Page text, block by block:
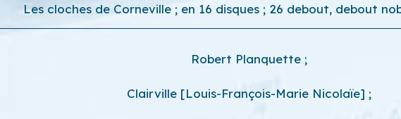
Les cloches de Corneville ; en 16 disques ; 26 debout, debout
Robert Planquette ;
Clairville [Louis-François-Marie Nicolaïe] ;